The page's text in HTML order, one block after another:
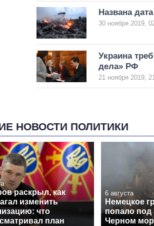
Названа
30 ноября 2019,
Украина
дела» РФ
21 ноября 2019,
НОВОСТИ ПОЛИТИКИ
раскрыл, как
изменить
что
план
6 августа
Немецкое
попало под
Черном